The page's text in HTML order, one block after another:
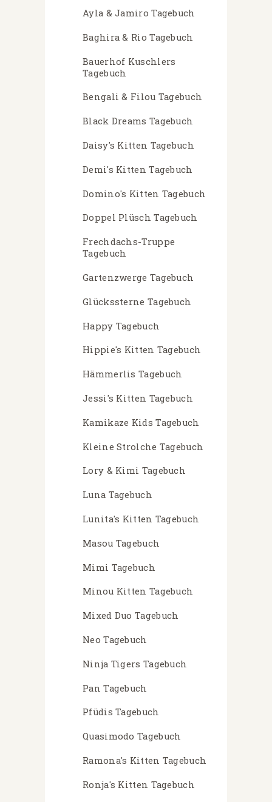
Ayla & Jamiro Tagebuch
Baghira & Rio Tagebuch
Bauerhof Kuschlers
Tagebuch
Bengali & Filou Tagebuch
Black Dreams Tagebuch
Daisy's Kitten Tagebuch
Demi's Kitten Tagebuch
Domino's Kitten Tagebuch
Doppel Plüsch Tagebuch
Frechdachs-Truppe
Tagebuch
Gartenzwerge Tagebuch
Glückssterne Tagebuch
Happy Tagebuch
Hippie's Kitten Tagebuch
Hämmerlis Tagebuch
Jessi's Kitten Tagebuch
Kamikaze Kids Tagebuch
Kleine Strolche Tagebuch
Lory & Kimi Tagebuch
Luna Tagebuch
Lunita's Kitten Tagebuch
Masou Tagebuch
Mimi Tagebuch
Minou Kitten Tagebuch
Mixed Duo Tagebuch
Neo Tagebuch
Ninja Tigers Tagebuch
Pan Tagebuch
Pfüdis Tagebuch
Quasimodo Tagebuch
Ramona's Kitten Tagebuch
Ronja's Kitten Tagebuch